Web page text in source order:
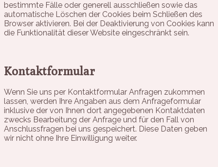
bestimmte Fälle oder generell ausschließen sowie das
automatische Löschen der Cookies beim Schließen des
Browser aktivieren. Bei der Deaktivierung von Cookies kann
die Funktionalität dieser Website eingeschränkt sein.
Kontaktformular
Wenn Sie uns per Kontaktformular Anfragen zukommen
lassen, werden Ihre Angaben aus dem Anfrageformular
inklusive der von Ihnen dort angegebenen Kontaktdaten
zwecks Bearbeitung der Anfrage und für den Fall von
Anschlussfragen bei uns gespeichert. Diese Daten geben
wir nicht ohne Ihre Einwilligung weiter.